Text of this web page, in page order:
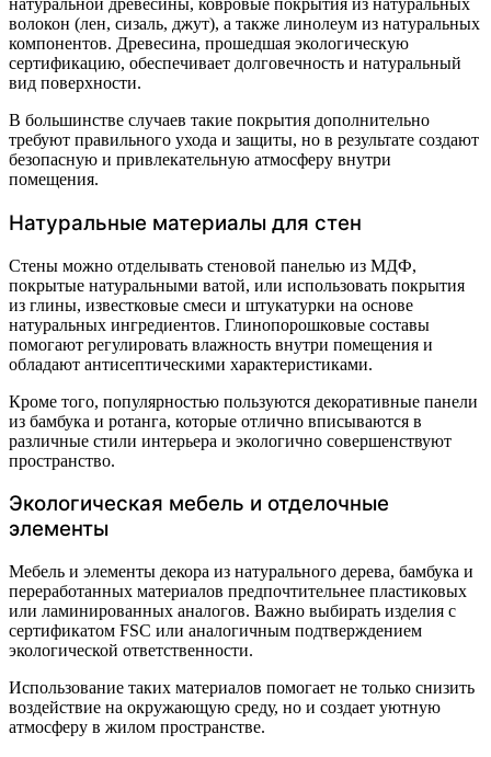
натуральной древесины, ковровые покрытия из натуральных
волокон (лен, сизаль, джут), а также линолеум из натуральных
компонентов. Древесина, прошедшая экологическую
сертификацию, обеспечивает долговечность и натуральный
вид поверхности.
В большинстве случаев такие покрытия дополнительно
требуют правильного ухода и защиты, но в результате создают
безопасную и привлекательную атмосферу внутри
помещения.
Натуральные материалы для стен
Стены можно отделывать стеновой панелью из МДФ,
покрытые натуральными ватой, или использовать покрытия
из глины, известковые смеси и штукатурки на основе
натуральных ингредиентов. Глинопорошковые составы
помогают регулировать влажность внутри помещения и
обладают антисептическими характеристиками.
Кроме того, популярностью пользуются декоративные панели
из бамбука и ротанга, которые отлично вписываются в
различные стили интерьера и экологично совершенствуют
пространство.
Экологическая мебель и отделочные
элементы
Мебель и элементы декора из натурального дерева, бамбука и
переработанных материалов предпочтительнее пластиковых
или ламинированных аналогов. Важно выбирать изделия с
сертификатом FSC или аналогичным подтверждением
экологической ответственности.
Использование таких материалов помогает не только снизить
воздействие на окружающую среду, но и создает уютную
атмосферу в жилом пространстве.